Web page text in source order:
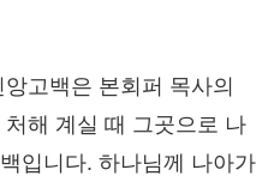
고백은 본회퍼 목사의
해 계실 때 그곳으로 나
입니다. 하나님께 나아가